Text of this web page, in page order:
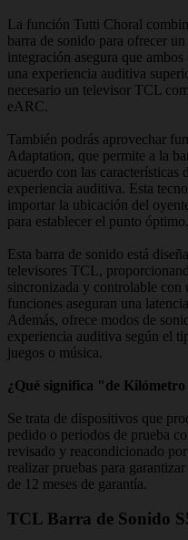
La función Tutti Choral
barra de sonido para ofrecer
integración asegura que
una experiencia auditiva
necesario un televisor TCL
eARC.
También podrás aprovechar
Adaptation, que permite a la
acuerdo con las características
experiencia auditiva. Esta
importar la ubicación del
para establecer el punto óptimo.
Esta barra de sonido está
televisores TCL,
sincronizada y controlable con
funciones aseguran una
Además, ofrece modos de
experiencia auditiva según el
juegos o música.
¿Qué significa "de
Se trata de dispositivos que
pedido o periodos de prueba
revisado y reacondicionado
realizar pruebas para
de 12 meses de garantía.
TCL Barra de Sonido